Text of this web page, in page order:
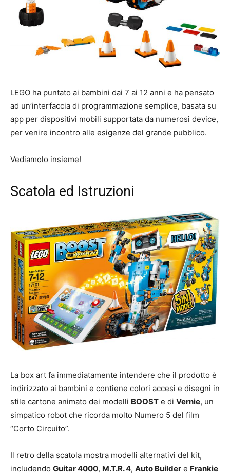
LEGO ha puntato ai bambini dai 7 ai 12 anni e ha pensato
ad un’interfaccia di programmazione semplice, basata su
app per dispositivi mobili supportata da numerosi device,
per venire incontro alle esigenze del grande pubblico.
Vediamolo insieme!
Scatola ed Istruzioni
La box art fa immediatamente intendere che il prodotto è
indirizzato ai bambini e contiene colori accesi e disegni in
stile cartone animato dei modelli BOOST e di Vernie, un
simpatico robot che ricorda molto Numero 5 del film
“Corto Circuito”.
Il retro della scatola mostra modelli alternativi del kit,
includendo Guitar 4000, M.T.R. 4, Auto Builder e Frankie